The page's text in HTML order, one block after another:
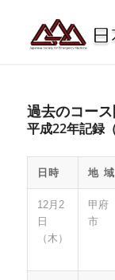
過去のコース
平成22年記録
日時 地 域
12月2
日
（木）
甲府
市